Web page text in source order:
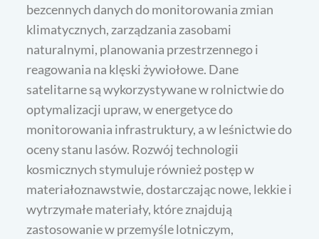
bezcennych danych do monitorowania zmian
klimatycznych, zarządzania zasobami
naturalnymi, planowania przestrzennego i
reagowania na klęski żywiołowe. Dane
satelitarne są wykorzystywane w rolnictwie do
optymalizacji upraw, w energetyce do
monitorowania infrastruktury, a w leśnictwie do
oceny stanu lasów. Rozwój technologii
kosmicznych stymuluje również postęp w
materiałoznawstwie, dostarczając nowe, lekkie i
wytrzymałe materiały, które znajdują
zastosowanie w przemyśle lotniczym,